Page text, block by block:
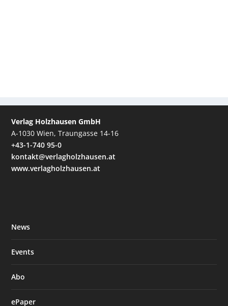
Verlag Holzhausen GmbH
A-1030 Wien, Traungasse 14-16
+43-1-740 95-0
kontakt@verlagholzhausen.at
www.verlagholzhausen.at
News
Events
Abo
ePaper